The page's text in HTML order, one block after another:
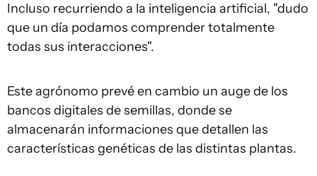
Incluso recurriendo a la inteligencia artificial, "dudo
que un día podamos comprender totalmente
todas sus interacciones".
Este agrónomo prevé en cambio un auge de los
bancos digitales de semillas, donde se
almacenarán informaciones que detallen las
características genéticas de las distintas plantas.